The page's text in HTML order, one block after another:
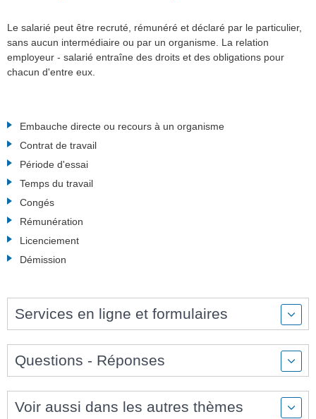
Le salarié peut être recruté, rémunéré et déclaré par le particulier,
sans aucun intermédiaire ou par un organisme. La relation
employeur - salarié entraîne des droits et des obligations pour
chacun d'entre eux.
Embauche directe ou recours à un organisme
Contrat de travail
Période d'essai
Temps du travail
Congés
Rémunération
Licenciement
Démission
Services en ligne et formulaires
Questions - Réponses
Voir aussi dans les autres thèmes